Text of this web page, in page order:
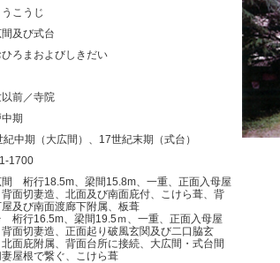
うこうじ
間及び式台
ひろまおよびしきだい
前／寺院
期
紀中期（大広間）、17世紀末期（式台）
1700
間 桁行18.5m、梁間15.8m、一重、正面入母屋
面切妻造、北面及び南面庇付、こけら葺、背
及び南面渡廊下附属、板葺
桁行16.5m、梁間19.5ｍ、一重、正面入母屋
面切妻造、正面起り破風玄関及び二口脇玄
北面庇附属、背面台所に接続、大広間・式台間
妻屋根で繋ぐ、こけら葺